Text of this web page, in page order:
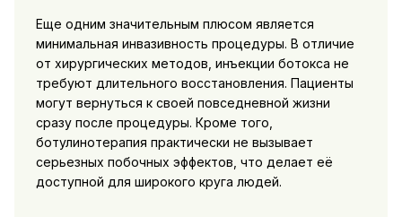
Еще одним значительным плюсом является
минимальная инвазивность процедуры. В отличие
от хирургических методов, инъекции ботокса не
требуют длительного восстановления. Пациенты
могут вернуться к своей повседневной жизни
сразу после процедуры. Кроме того,
ботулинотерапия практически не вызывает
серьезных побочных эффектов, что делает её
доступной для широкого круга людей.